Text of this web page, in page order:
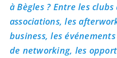
à Bègles ? Entre les clubs
associations, les
business, les
de networking, les